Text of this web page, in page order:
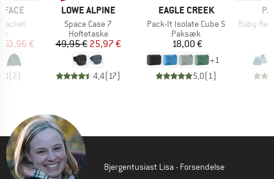
FACE
Jacket
pris
€
(2)
MÆRKE
LOWE ALPINE
Artikel
Space Case 7
Produktgruppe
Hoftetaske
Pris
49,95 €Nedsat pris
25,97 €
4,4(17)
MÆRKE
EAGLE CREEK
Artikel
Pack-It Isolate Cube S
Produktgruppe
Paksæk
Pris
18,00 €
+1
5,0(1)
Artikel
Baby
Bjergentusiast Lisa - Forsendelse